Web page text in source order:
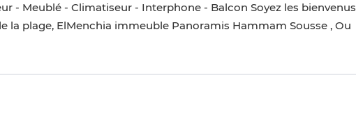
- Meublé - Climatiseur - Interphone - Balcon Soyez les bienvenus
la plage, ElMenchia immeuble Panoramis Hammam Sousse , Ou